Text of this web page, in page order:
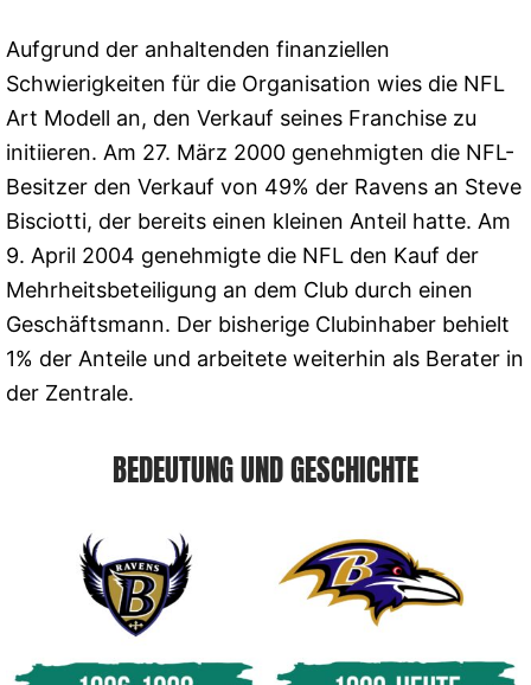
Aufgrund der anhaltenden finanziellen
Schwierigkeiten für die Organisation wies die NFL
Art Modell an, den Verkauf seines Franchise zu
initiieren. Am 27. März 2000 genehmigten die NFL-
Besitzer den Verkauf von 49% der Ravens an Steve
Bisciotti, der bereits einen kleinen Anteil hatte. Am
9. April 2004 genehmigte die NFL den Kauf der
Mehrheitsbeteiligung an dem Club durch einen
Geschäftsmann. Der bisherige Clubinhaber behielt
1% der Anteile und arbeitete weiterhin als Berater in
der Zentrale.
BEDEUTUNG UND GESCHICHTE